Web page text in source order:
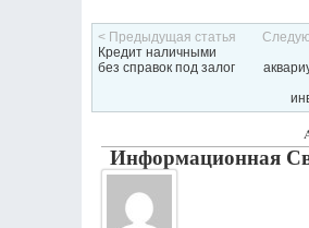
< Предыдущая статья
Кредит наличными
без справок под залог
Информационная